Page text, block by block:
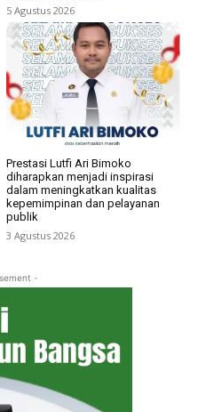
5 Agustus 2026
Prestasi Lutfi Ari Bimoko
diharapkan menjadi inspirasi
dalam meningkatkan kualitas
kepemimpinan dan pelayanan
publik
3 Agustus 2026
-